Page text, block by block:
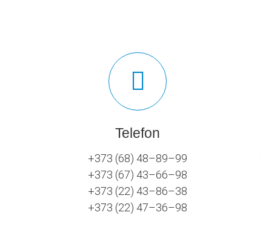
Telefon
+373 (68) 48–89–99
+373 (67) 43–66–98
+373 (22) 43–86–38
+373 (22) 47–36–98